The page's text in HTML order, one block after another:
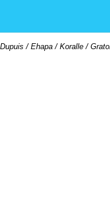
/ Ehapa / Koralle /